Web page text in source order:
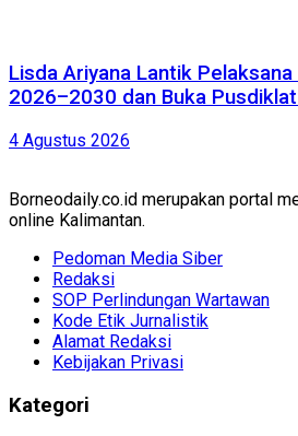
Lisda Ariyana Lantik Pelaksana
2026–2030 dan Buka
4 Agustus 2026
Borneodaily.co.id merupakan portal
online Kalimantan.
Pedoman Media Siber
Redaksi
SOP Perlindungan Wartawan
Kode Etik Jurnalistik
Alamat Redaksi
Kebijakan Privasi
Kategori